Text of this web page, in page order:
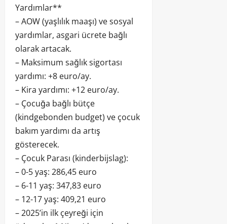
Yardımlar**
– AOW (yaşlılık maaşı) ve sosyal
yardımlar, asgari ücrete bağlı
olarak artacak.
– Maksimum sağlık sigortası
yardımı: +8 euro/ay.
– Kira yardımı: +12 euro/ay.
– Çocuğa bağlı bütçe
(kindgebonden budget) ve çocuk
bakım yardımı da artış
gösterecek.
– Çocuk Parası (kinderbijslag):
– 0-5 yaş: 286,45 euro
– 6-11 yaş: 347,83 euro
– 12-17 yaş: 409,21 euro
– 2025’in ilk çeyreği için